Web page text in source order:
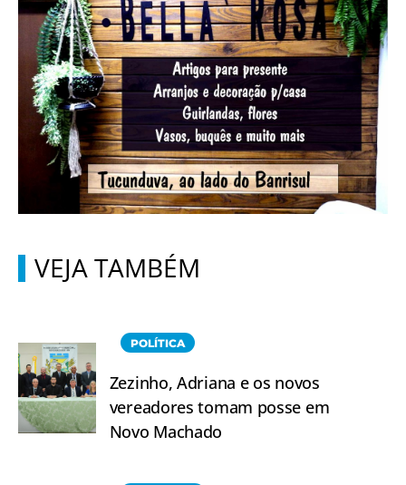
VEJA TAMBÉM
POLÍTICA
Zezinho, Adriana e os novos
vereadores tomam posse em
Novo Machado